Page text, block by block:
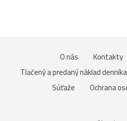
O nás Kontakty
Tlačený a predaný náklad denníka
Súťaže
Ochrana